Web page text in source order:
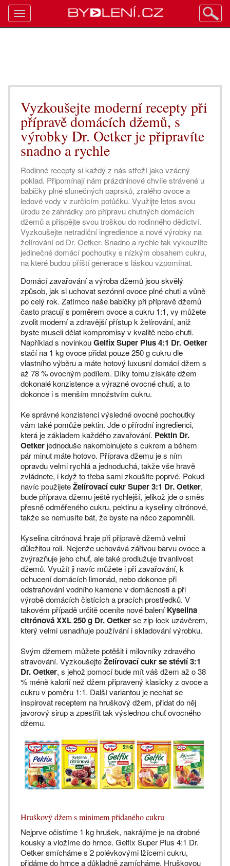
Vyzkoušejte moderní recepty při
přípravě domácích džemů, s
výrobky Dr. Oetker je připravíte
snadno a rychle
Rodinné recepty si každý z nás střeží jako vzácný
poklad. Připomínají nám prázdninové chvíle strávené u
babičky plné slunečných paprsků, zralého ovoce a
ledové vody v zurčícím potůčku. Využijte letos svou
úrodu ze zahrádky pro přípravu chutných domácích
džemů a přispějte svou troškou do rodinného dědictví.
Vyzkoušejte netradiční ingredience a nové výrobky na
želírování od Dr. Oetker. Snadno a rychle tak vykouzlíte
jedinečné domácí pochoutky s nízkým obsahem cukru,
na které budou příští generace s láskou vzpomínat.
Domácí zavařování a výroba džemů jsou skvělý
způsob, jak si uchovat sezónní ovoce plné chuti a vůně
po celý rok. Zatímco naše babičky při přípravě džemů
často pracují s poměrem ovoce a cukru 1:1, vy můžete
zvolit moderní a zdravější přístup k želírování, aniž
byste museli dělat kompromisy v kvalitě nebo chuti.
Například s novinkouGelfix Super Plus 4:1 Dr. Oetker
stačí na 1 kg ovoce přidat pouze 250 g cukru dle
vlastního výběru a máte hotový luxusní domácí džem s
až 78 % ovocným podílem. Díky tomu získáte džem
dokonalé konzistence a výrazné ovocné chuti, a to
dokonce i s menším množstvím cukru.
Ke správné konzistenci výsledné ovocné pochoutky
vám také pomůže pektin. Jde o přírodní ingredienci,
která je základem každého zavařování. Pektin Dr.
Oetker jednoduše nakombinujete s cukrem a během
pár minut máte hotovo. Příprava džemu je s ním
opravdu velmi rychlá a jednoduchá, takže vše hravě
zvládnete, i když to třeba sami zkoušíte poprvé. Pokud
navíc použijeteŽelírovací cukr Super 3:1 Dr. Oetker,
bude příprava džemu ještě rychlejší, jelikož jde o směs
přesně odměřeného cukru, pektinu a kyseliny citrónové,
takže se nemusíte bát, že byste na něco zapomněli.
Kyselina citrónová hraje při přípravě džemů velmi
důležitou roli. Nejenže uchovává zářivou barvu ovoce a
zvýrazňuje jeho chuť, ale také prodlužuje trvanlivost
džemů. Využít ji navíc můžete i při zavařování, k
ochucení domácích limonád, nebo dokonce při
odstraňování vodního kamene v domácnosti a při
výrobě domácích čistících a pracích prostředků. V
takovém případě určitě oceníte nové baleníKyselina
citrónová XXL 250 g Dr. Oetkerse zip-lock uzávěrem,
který velmi usnadňuje používání i skladování výrobku.
Svým džemem můžete potěšit i milovníky zdravého
stravování. VyzkoušejteŽelírovací cukr se stévií 3:1
Dr. Oetker, s jehož pomocí bude mít váš džem až o 38
% méně kalorií než džem připravený klasicky z ovoce a
cukru v poměru 1:1. Další variantou je nechat se
inspirovat receptem na hruškový džem, přidat do něj
javorový sirup a zpestřit tak výslednou chuť ovocného
džemu.
Hruškový džem s minimem přidaného cukru
Nejprve očistíme 1 kg hrušek, nakrájíme je na drobné
kousky a vložíme do hrnce. Gelfix Super Plus 4:1 Dr.
Oetker smícháme s 2 polévkovými lžícemi cukru,
přidáme do hrnce a důkladně zamícháme. Hruškovou
Toggle
navigation